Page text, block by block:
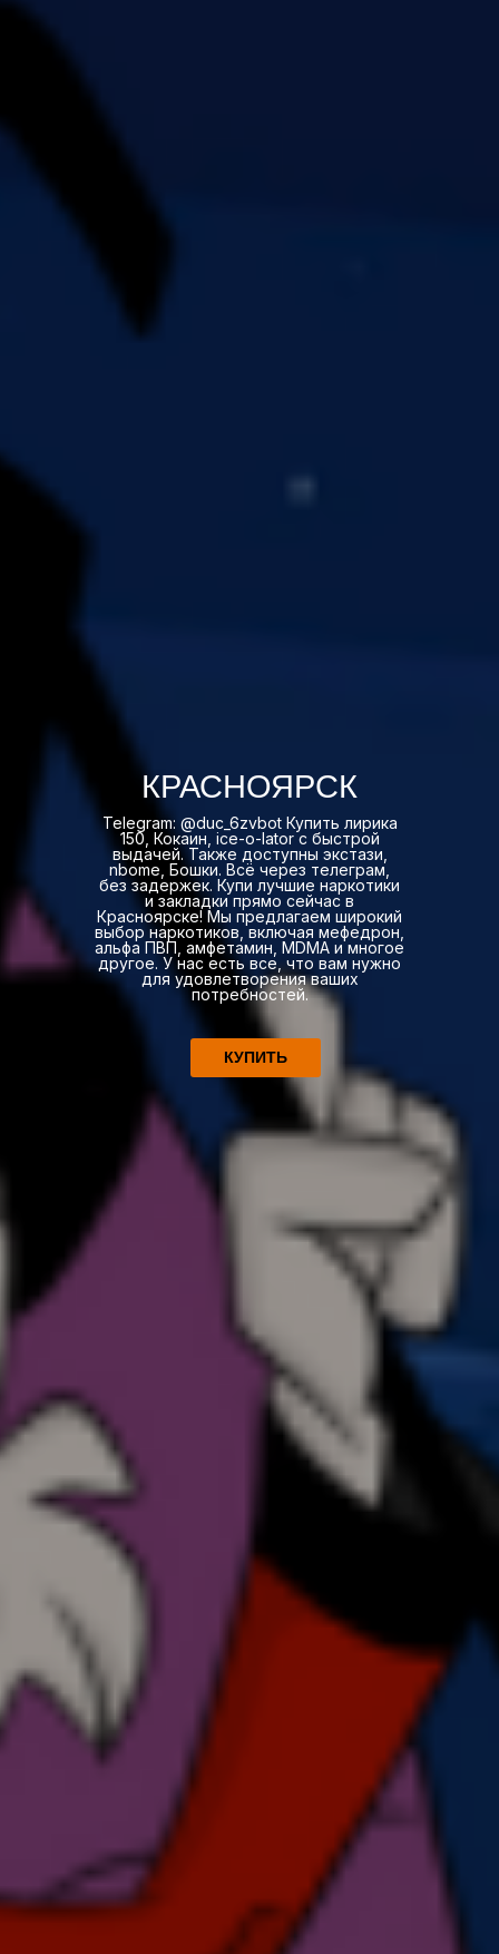
КРАСНОЯРСК
Telegram: @duc_6zvbot Купить лирика
150, Кокаин, ice-o-lator с быстрой
выдачей. Также доступны экстази,
nbome, Бошки. Всё через телеграм,
без задержек. Купи лучшие наркотики
и закладки прямо сейчас в
Красноярске! Мы предлагаем широкий
выбор наркотиков, включая мефедрон,
альфа ПВП, амфетамин, MDMA и многое
другое. У нас есть все, что вам нужно
для удовлетворения ваших
потребностей.
КУПИТЬ